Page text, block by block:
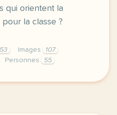
qui orientent la
la classe ?
Images
107
Personnes 55
button cursor